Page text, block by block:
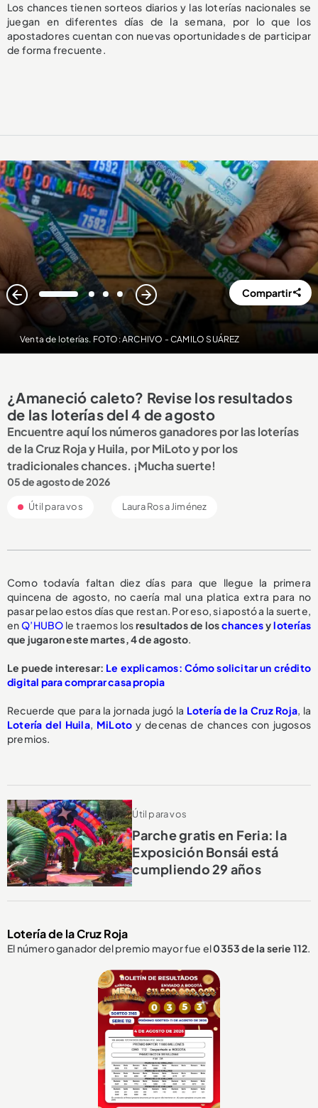
Los chances tienen sorteos diarios y las loterías nacionales se
juegan en diferentes días de la semana, por lo que los
apostadores cuentan con nuevas oportunidades de participar
de forma frecuente.
Venta de loterías. FOTO: ARCHIVO - CAMILO SUÁREZ
1 2 3 4 Compartir
¿Amaneció caleto? Revise los resultados
de las loterías del 4 de agosto
Encuentre aquí los números ganadores por las loterías
de la Cruz Roja y Huila, por MiLoto y por los
tradicionales chances. ¡Mucha suerte!
05 de agosto de 2026
Útil para vos Laura Rosa Jiménez
Como todavía faltan diez días para que llegue la primera
quincena de agosto, no caería mal una platica extra para no
pasar pelao estos días que restan. Por eso, si apostó a la suerte,
enQ’HUBO le traemos losresultados de loschancesyloterías
que jugaron este martes, 4 de agosto.
Le puede interesar: Le explicamos: Cómo solicitar un crédito
digital para comprar casa propia
Recuerde que para la jornada jugó la Lotería de la Cruz Roja, la
Lotería del Huila, MiLoto y decenas de chances con jugosos
premios.
Útil para vos
Parche gratis en Feria: la
Exposición Bonsái está
cumpliendo 29 años
Lotería de la Cruz Roja
El número ganador del premio mayor fue el0353de la serie 112.